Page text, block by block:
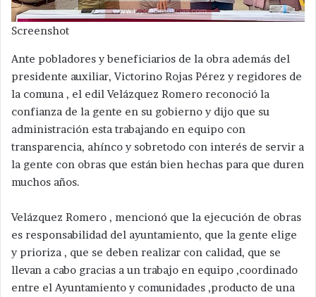
Screenshot
Ante pobladores y beneficiarios de la obra además del
presidente auxiliar, Victorino Rojas Pérez y regidores de
la comuna , el edil Velázquez Romero reconoció la
confianza de la gente en su gobierno y dijo que su
administración esta trabajando en equipo con
transparencia, ahínco y sobretodo con interés de servir a
la gente con obras que están bien hechas para que duren
muchos años.
Velázquez Romero , mencionó que la ejecución de obras
es responsabilidad del ayuntamiento, que la gente elige
y prioriza , que se deben realizar con calidad, que se
llevan a cabo gracias a un trabajo en equipo ,coordinado
entre el Ayuntamiento y comunidades ,producto de una